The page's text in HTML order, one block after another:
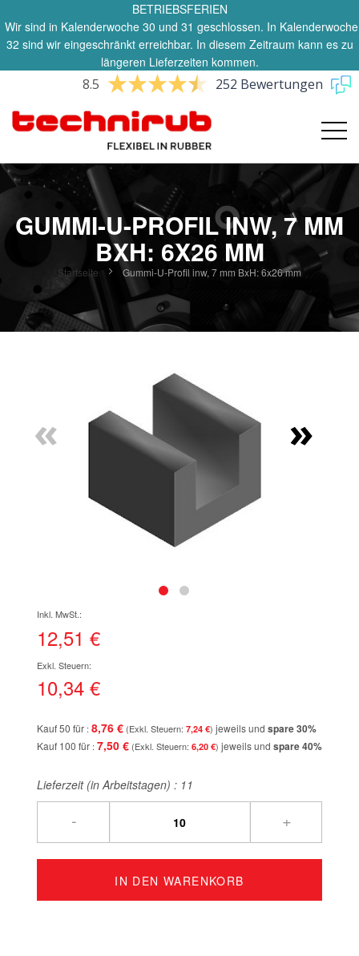
BETRIEBSFERIEN
Wir sind in Kalenderwoche 30 und 31 geschlossen. In Kalenderwoche
32 sind wir eingeschränkt erreichbar. In diesem Zeitraum kann es zu
längeren Lieferzeiten kommen.
8.5 252 Bewertungen
GUMMI-U-PROFIL INW, 7 MM
BXH: 6X26 MM
Startseite Gummi-U-Profil inw, 7 mm BxH: 6x26 mm
springen
« »
der
Bildgalerie
12,51 €
10,34 €
Kauf 50 für 8,76 € 7,24 € jeweils und spare30%
Kauf 100 für 7,50 € 6,20 € jeweils und spare40%
Lieferzeit (in Arbeitstagen) : 11
- +
IN DEN WARENKORB